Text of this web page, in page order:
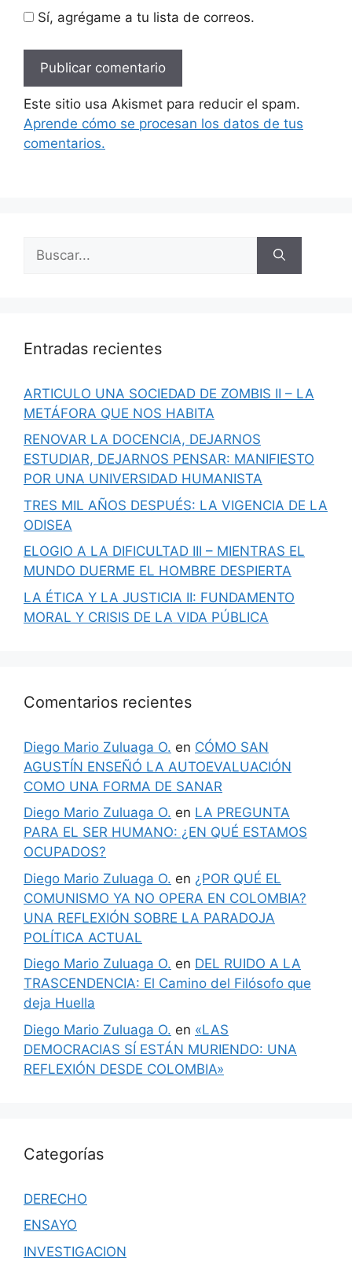
Sí, agrégame a tu lista de correos.
Este sitio usa Akismet para reducir el spam.
Aprende cómo se procesan los datos de tus
comentarios.
Entradas recientes
ARTICULO UNA SOCIEDAD DE ZOMBIS II – LA
METÁFORA QUE NOS HABITA
RENOVAR LA DOCENCIA, DEJARNOS
ESTUDIAR, DEJARNOS PENSAR: MANIFIESTO
POR UNA UNIVERSIDAD HUMANISTA
TRES MIL AÑOS DESPUÉS: LA VIGENCIA DE LA
ODISEA
ELOGIO A LA DIFICULTAD III – MIENTRAS EL
MUNDO DUERME EL HOMBRE DESPIERTA
LA ÉTICA Y LA JUSTICIA II: FUNDAMENTO
MORAL Y CRISIS DE LA VIDA PÚBLICA
Comentarios recientes
Diego Mario Zuluaga O. en CÓMO SAN
AGUSTÍN ENSEÑÓ LA AUTOEVALUACIÓN
COMO UNA FORMA DE SANAR
Diego Mario Zuluaga O. en LA PREGUNTA
PARA EL SER HUMANO: ¿EN QUÉ ESTAMOS
OCUPADOS?
Diego Mario Zuluaga O. en ¿POR QUÉ EL
COMUNISMO YA NO OPERA EN COLOMBIA?
UNA REFLEXIÓN SOBRE LA PARADOJA
POLÍTICA ACTUAL
Diego Mario Zuluaga O. en DEL RUIDO A LA
TRASCENDENCIA: El Camino del Filósofo que
deja Huella
Diego Mario Zuluaga O. en «LAS
DEMOCRACIAS SÍ ESTÁN MURIENDO: UNA
REFLEXIÓN DESDE COLOMBIA»
Categorías
DERECHO
ENSAYO
INVESTIGACION